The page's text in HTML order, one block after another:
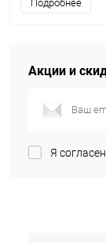
Подробнее
Акции и
Я